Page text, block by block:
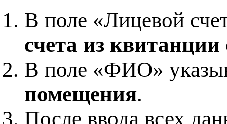
В поле «Лицевой
счета из квитанции
В поле «ФИО»
помещения.
После ввода всех